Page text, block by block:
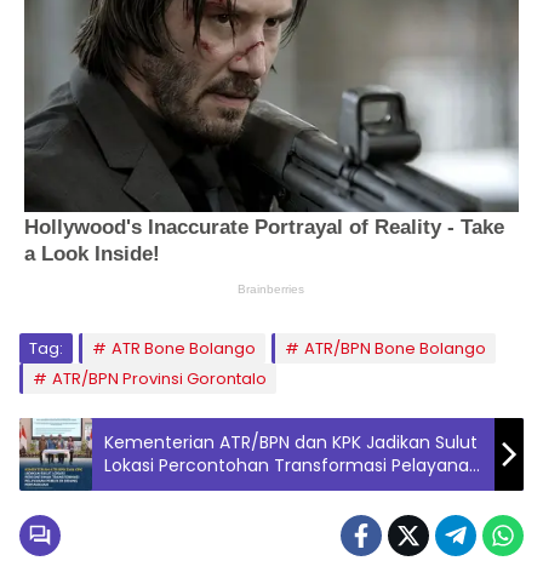
Tag: ATR Bone Bolango
ATR/BPN Bone Bolango
ATR/BPN Provinsi Gorontalo
Kementerian ATR/BPN dan KPK Jadikan Sulut
Lokasi Percontohan Transformasi Pelayanan
Publik di Bidang Pertanahan